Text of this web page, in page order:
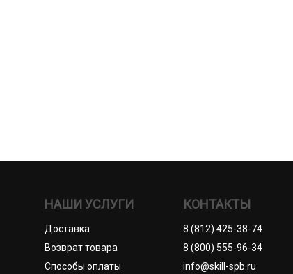
НАШИ УСЛУГИ
Доставка
Возврат товара
Способы оплаты
КОНТАКТЫ
8 (812) 425-38-74
8 (800) 555-96-34
info@skill-spb.ru